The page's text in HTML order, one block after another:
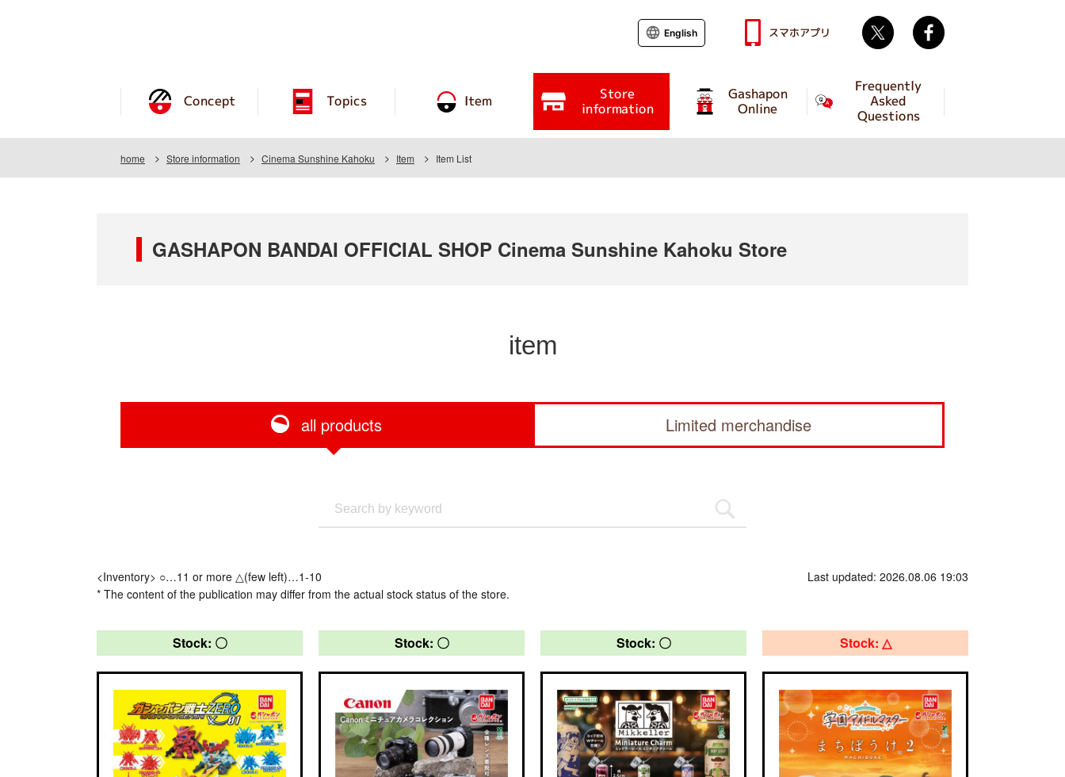
Concept Topics Item Store
information
Gashapon
Online
Frequently
Asked
Questions
English スマホアプリ Twitter
home Store information Cinema Sunshine Kahoku Item Item List
GASHAPON BANDAI OFFICIAL SHOP Cinema Sunshine Kahoku Store
item
all products Limited merchandise
<Inventory> ○…11 or more △(few left)…1-10
* The content of the publication may differ from the actual stock status of the store.
Last updated: 2026.08.06 19:03
Stock: 〇 Stock: 〇 Stock: 〇 Stock: △